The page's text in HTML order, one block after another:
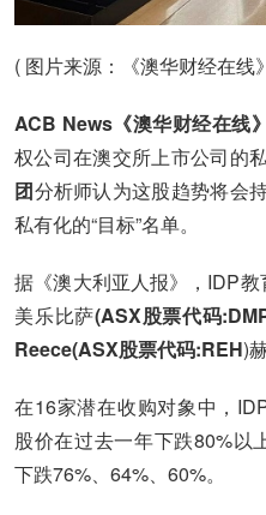
( 图片来源：《澳华财经在线
ACB News《澳华财经在线
权公司在澳交所上市公司的
团分析师认为这股趋势将会
私有化的“目标”名单。
据《澳大利亚人报》，IDP教
美乐比萨(ASX股票代码
Reece(ASX股票代码:REH)
在16家潜在收购对象中，
股价在过去一年下跌80%以
下跌76%、64%、60%。